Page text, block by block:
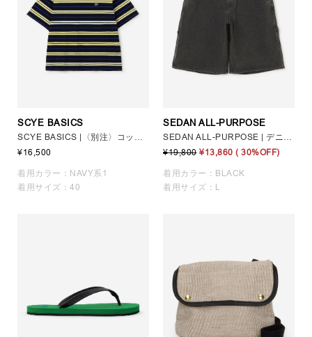
SCYE BASICS
SCYE BASICS |〈別注〉コットン 鹿の子ボーダーTシャツ MEN
¥16,500
着用カラー：NAVY系1
着用サイズ：40
SEDAN ALL-PURPOSE
SEDAN ALL-PURPOSE | デニム カーペンターショーツ MEN
¥19,800 ¥13,860 ( 30%OFF)
着用カラー：BLACK
着用サイズ：L